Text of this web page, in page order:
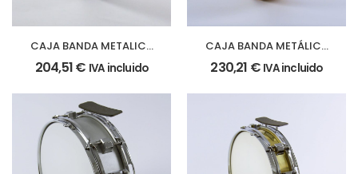
CAJA BANDA METALICA
33 Ø x 10 cm. (13″ Ø x 4″)
casco cromado
204,51€ IVA incluido
CAJA BANDA METÁLICA
33 Ø x 10 cm. (13″Ø x 4″)
casco cobreado
230,21 € IVA incluido